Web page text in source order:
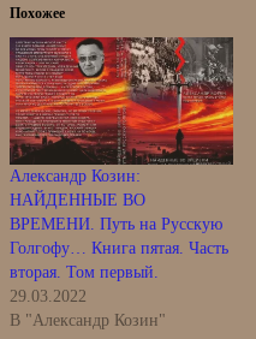
Похожее
Александр Козин:
НАЙДЕННЫЕ ВО
ВРЕМЕНИ. Путь на Русскую
Голгофу… Книга пятая. Часть
вторая. Том первый.
29.03.2022
В "Александр Козин"